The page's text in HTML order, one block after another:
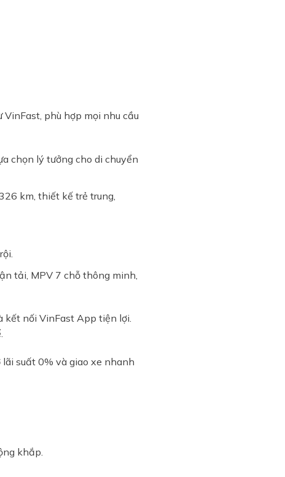
phù hợp mọi nhu cầu
chọn lý tưởng cho di chuyển
km, thiết kế trẻ trung,
tải, MPV 7 chỗ thông minh,
kết nối VinFast App tiện lợi.
suất 0% và giao xe nhanh
khắp.